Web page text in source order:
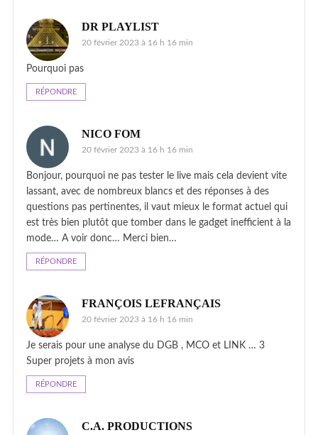
DR PLAYLIST
20 février 2023 à 16 h 16 min
Pourquoi pas
RÉPONDRE
NICO FOM
20 février 2023 à 16 h 16 min
Bonjour, pourquoi ne pas tester le live mais cela devient vite
lassant, avec de nombreux blancs et des réponses à des
questions pas pertinentes, il vaut mieux le format actuel qui
est très bien plutôt que tomber dans le gadget inefficient à la
mode… A voir donc… Merci bien…
RÉPONDRE
FRANÇOIS LEFRANÇAIS
20 février 2023 à 16 h 16 min
Je serais pour une analyse du DGB , MCO et LINK … 3
Super projets à mon avis
RÉPONDRE
C.A. PRODUCTIONS